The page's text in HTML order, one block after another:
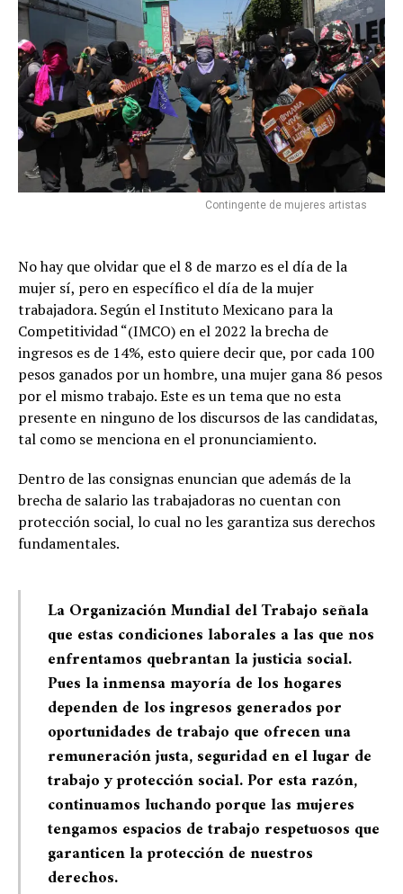
Contingente de mujeres artistas
No hay que olvidar que el 8 de marzo es el día de la
mujer sí, pero en específico el día de la mujer
trabajadora. Según el Instituto Mexicano para la
Competitividad “(IMCO) en el 2022 la brecha de
ingresos es de 14%, esto quiere decir que, por cada 100
pesos ganados por un hombre, una mujer gana 86 pesos
por el mismo trabajo. Este es un tema que no esta
presente en ninguno de los discursos de las candidatas,
tal como se menciona en el pronunciamiento.
Dentro de las consignas enuncian que además de la
brecha de salario las trabajadoras no cuentan con
protección social, lo cual no les garantiza sus derechos
fundamentales.
La Organización Mundial del Trabajo señala
que estas condiciones laborales a las que nos
enfrentamos quebrantan la justicia social.
Pues la inmensa mayoría de los hogares
dependen de los ingresos generados por
oportunidades de trabajo que ofrecen una
remuneración justa, seguridad en el lugar de
trabajo y protección social. Por esta razón,
continuamos luchando porque las mujeres
tengamos espacios de trabajo respetuosos que
garanticen la protección de nuestros
derechos.